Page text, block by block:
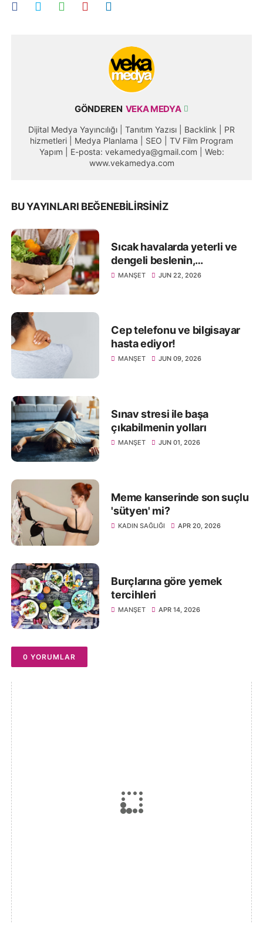
GÖNDEREN VEKA MEDYA
Dijital Medya Yayıncılığı | Tanıtım Yazısı | Backlink | PR
hizmetleri | Medya Planlama | SEO | TV Film Program
Yapım | E-posta: vekamedya@gmail.com | Web:
www.vekamedya.com
BU YAYINLARI BEĞENEBILIRSINIZ
Sıcak havalarda yeterli ve
dengeli beslenin,
sağlığınızdan olmayın
MANŞET JUN 22, 2026
Cep telefonu ve bilgisayar
hasta ediyor!
MANŞET JUN 09, 2026
Sınav stresi ile başa
çıkabilmenin yolları
MANŞET JUN 01, 2026
Meme kanserinde son suçlu
'sütyen' mi?
KADIN SAĞLIĞI APR 20, 2026
Burçlarına göre yemek
tercihleri
MANŞET APR 14, 2026
0 YORUMLAR